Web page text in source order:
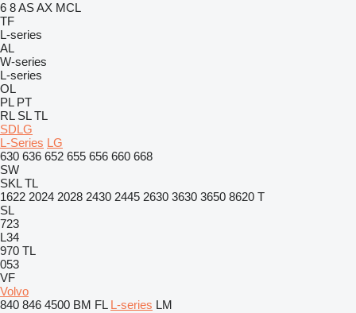
6 8ASAX MCL
TF
L-series
AL
W-series
L-series
OL
PL PT
RL SL TL
SDLG
L-Series LG
630 636 652 655 656 660 668
SW
SKL TL
1622 2024 2028 2430 2445 2630 3630 3650 8620 T
SL
723
L34
970 TL
053
VF
Volvo
840 846 4500 BM FL L-series LM